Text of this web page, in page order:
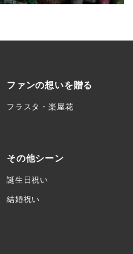
ファンの想いを贈る
フラスタ・楽屋花
その他シーン
誕生日祝い
結婚祝い